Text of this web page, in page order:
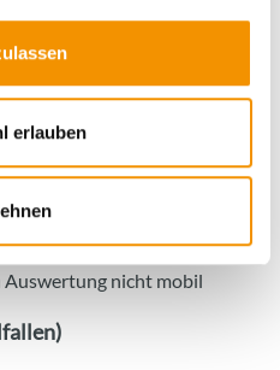
erlauben
Direktinspektion mittels App
per Smartphone
GmbH
Auswertung nicht mobil